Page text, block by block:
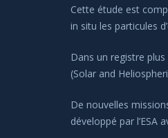
Cette étude est
in situ les particules
Dans un registre
(Solar and
De nouvelles
développé par l’ESA